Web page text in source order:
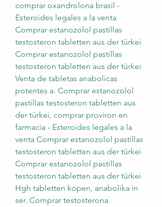
comprar oxandrolona brasil -
Esteroides legales a la venta
Comprar estanozolol pastillas
testosteron tabletten aus der türkei
Comprar estanozolol pastillas
testosteron tabletten aus der türkei
Venta de tabletas anabolicas
potentes a. Comprar estanozolol
pastillas testosteron tabletten aus
der türkei, comprar proviron en
farmacia - Esteroides legales a la
venta Comprar estanozolol pastillas
testosteron tabletten aus der türkei
Comprar estanozolol pastillas
testosteron tabletten aus der türkei
Hgh tabletten kopen, anabolika in
ser. Comprar testosterona